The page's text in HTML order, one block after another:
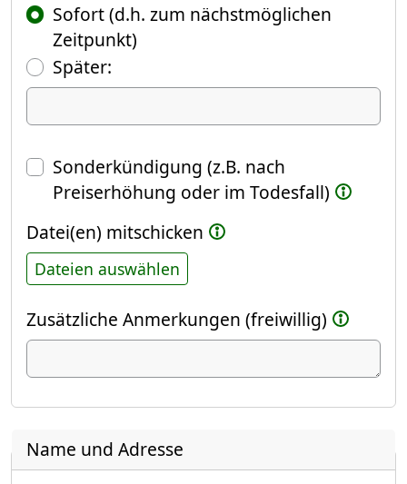
Sofort (d.h. zum nächstmöglichen
Zeitpunkt)
Später:(Fokus springt automatisch ins
Datum
Sonderkündigung (z.B. nach
Preiserhöhung oder im Todesfall)
Datei(en) mitschicken
Dateien auswählen
Zusätzliche Anmerkungen (freiwillig)
Name und Adresse